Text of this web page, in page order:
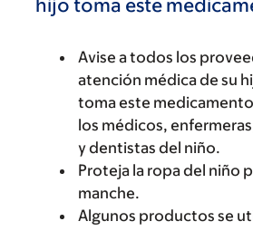
hijo toma este
Avise a todos los
atención médica de su
toma este
los médicos,
y dentistas del niño.
Proteja la ropa del niño
manche.
Algunos productos se